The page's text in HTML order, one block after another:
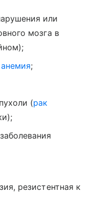
или
мозга в
анемия;
(рак
резистентная к